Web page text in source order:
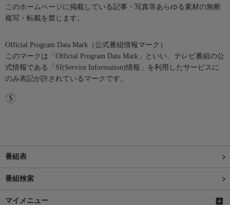
このホームページに掲載している記事・写真等あらゆる素材の無断
複写・転載を禁じます。
Official Program Data Mark（公式番組情報マーク）
このマークは「Official Program Data Mark」といい、テレビ番組の公
式情報である「SI(Service Information)情報」を利用したサービスに
のみ表記が許されているマークです。
番組表
番組検索
マイメニュー